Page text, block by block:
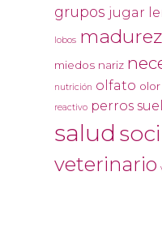
grupos jugar
lobos madurez
miedos nariz
nutrición olfato olor
reactivo perros
salud
veterinario